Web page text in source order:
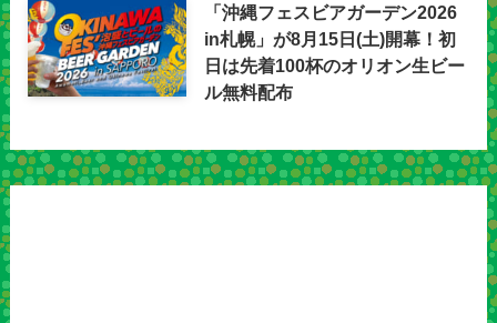
「沖縄フェスビアガーデン2026
in札幌」が8月15日(土)開幕！初
日は先着100杯のオリオン生ビー
ル無料配布